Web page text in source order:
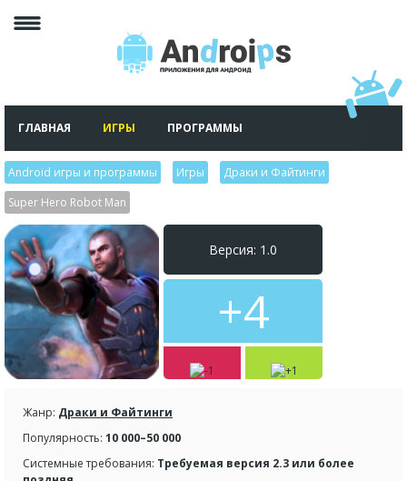
ГЛАВНАЯ ИГРЫ ПРОГРАММЫ
Android игры и программы Игры Драки и Файтинги
Super Hero Robot Man
Версия: 1.0
+4
Жанр: Драки и Файтинги
Популярность: 10 000–50 000
Системные требования: Требуемая версия 2.3 или более